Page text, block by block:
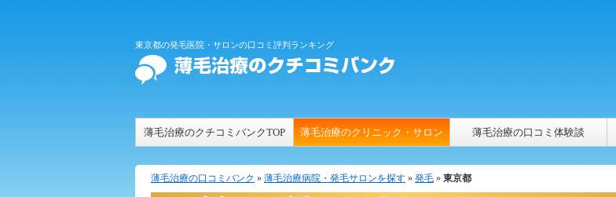
東京都の発毛医院・サロンの口コミ評判ランキング
薄毛治療のクチコミバンクTOP 薄毛治療のクリニック・サロン 薄毛治療の口コミ体験談
薄毛治療の口コミバンク » 薄毛治療病院・発毛サロンを探す » 発毛 » 東京都